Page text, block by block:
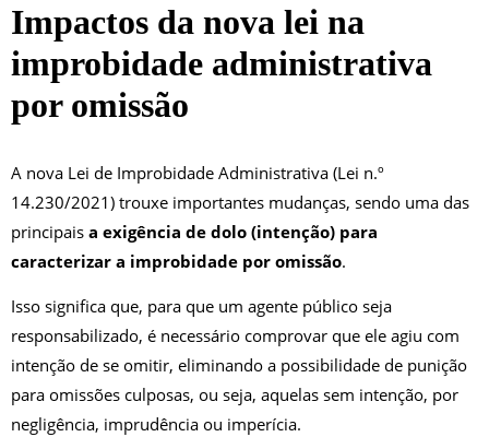
Impactos da nova lei na
improbidade administrativa
por omissão
A nova Lei de Improbidade Administrativa (Lei n.º
14.230/2021) trouxe importantes mudanças, sendo uma das
principais a exigência de dolo (intenção) para
caracterizar a improbidade por omissão.
Isso significa que, para que um agente público seja
responsabilizado, é necessário comprovar que ele agiu com
intenção de se omitir, eliminando a possibilidade de punição
para omissões culposas, ou seja, aquelas sem intenção, por
negligência, imprudência ou imperícia.